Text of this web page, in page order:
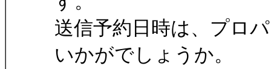
送信予約日時は、プロ
いかがでしょうか。